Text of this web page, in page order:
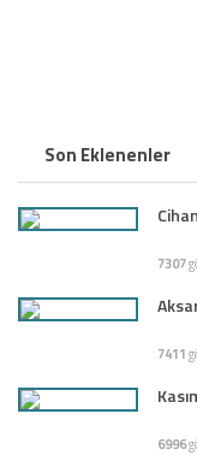
Son Eklenenler
7307
7411
6996